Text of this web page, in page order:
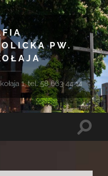
PW.
1, tel. 58 663 44 14
Toggle